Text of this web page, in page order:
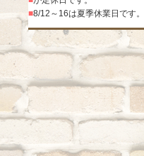
■8/12～16は夏季休業日です。